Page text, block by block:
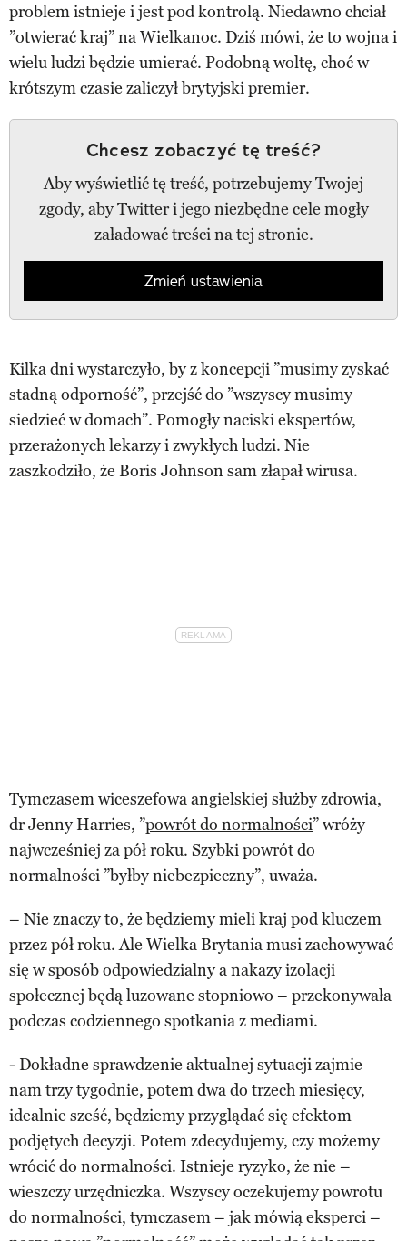
problem istnieje i jest pod kontrolą. Niedawno chciał
”otwierać kraj” na Wielkanoc. Dziś mówi, że to wojna i
wielu ludzi będzie umierać. Podobną woltę, choć w
krótszym czasie zaliczył brytyjski premier.
Chcesz zobaczyć tę treść?
Aby wyświetlić tę treść, potrzebujemy Twojej
zgody, aby Twitter i jego niezbędne cele mogły
załadować treści na tej stronie.
Zmień ustawienia
Kilka dni wystarczyło, by z koncepcji ”musimy zyskać
stadną odporność”, przejść do ”wszyscy musimy
siedzieć w domach”. Pomogły naciski ekspertów,
przerażonych lekarzy i zwykłych ludzi. Nie
zaszkodziło, że Boris Johnson sam złapał wirusa.
Tymczasem wiceszefowa angielskiej służby zdrowia,
dr Jenny Harries, ”powrót do normalności” wróży
najwcześniej za pół roku. Szybki powrót do
normalności ”byłby niebezpieczny”, uważa.
– Nie znaczy to, że będziemy mieli kraj pod kluczem
przez pół roku. Ale Wielka Brytania musi zachowywać
się w sposób odpowiedzialny a nakazy izolacji
społecznej będą luzowane stopniowo – przekonywała
podczas codziennego spotkania z mediami.
- Dokładne sprawdzenie aktualnej sytuacji zajmie
nam trzy tygodnie, potem dwa do trzech miesięcy,
idealnie sześć, będziemy przyglądać się efektom
podjętych decyzji. Potem zdecydujemy, czy możemy
wrócić do normalności. Istnieje ryzyko, że nie –
wieszczy urzędniczka. Wszyscy oczekujemy powrotu
do normalności, tymczasem – jak mówią eksperci –